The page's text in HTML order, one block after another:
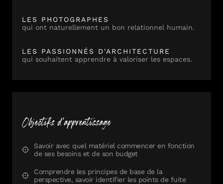
LES PHOTOGRAPHES
qui ont naturellement un bon relationnel humain.
LES PASSIONNÉS D'ARCHITECTURE
qui souhaitent apprendre à valoriser les espaces.
Objectifs d'apprentissage
Savoir avec quel matériel commencer en fonction
de ses besoins et de son budget
Comprendre les principes de base de la
perspective, savoir identifier les points de fuite